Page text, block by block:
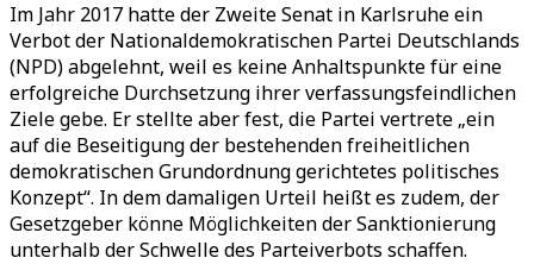
Im Jahr 2017 hatte der Zweite Senat in Karlsruhe ein
Verbot der Nationaldemokratischen Partei Deutschlands
(NPD) abgelehnt, weil es keine Anhaltspunkte für eine
erfolgreiche Durchsetzung ihrer verfassungsfeindlichen
Ziele gebe. Er stellte aber fest, die Partei vertrete „ein
auf die Beseitigung der bestehenden freiheitlichen
demokratischen Grundordnung gerichtetes politisches
Konzept“. In dem damaligen Urteil heißt es zudem, der
Gesetzgeber könne Möglichkeiten der Sanktionierung
unterhalb der Schwelle des Parteiverbots schaffen.